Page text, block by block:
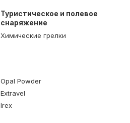
Туристическое и полевое
снаряжение
Химические грелки
Opal Powder
Extravel
Irex